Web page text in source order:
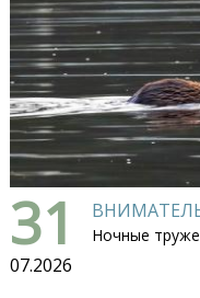
31
07.2026
Ночные